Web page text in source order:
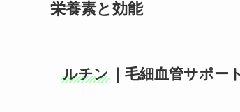
栄養素と効能
ルチン ｜毛細血管サポー